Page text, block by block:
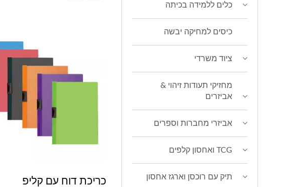
כריכת דוח עם קליפ
כלים ללמידה בכיתה
כיסים למחיקה יבשה
ציוד משרדי
מחזיקי תעודות זיהוי &
אביזרים
אביזרי מחברות וספרים
TCG ואחסון קלפים
תיק עם רוכסן וארגז אחסון